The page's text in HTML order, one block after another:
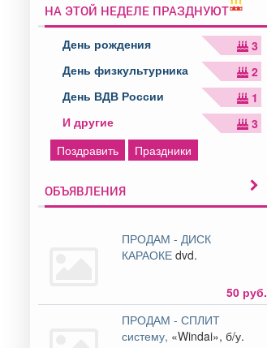
НА ЭТОЙ НЕДЕЛЕ ПРАЗДНУЮТ
День рождения
3
День физкультурника
2
День ВДВ России
1
И другие
3
Поздравить
Праздники
ОБЪЯВЛЕНИЯ
ПРОДАМ - ДИСК
КАРАОКЕdvd.
50 руб.
ПРОДАМ - СПЛИТ
систему, «Windai», б/у.